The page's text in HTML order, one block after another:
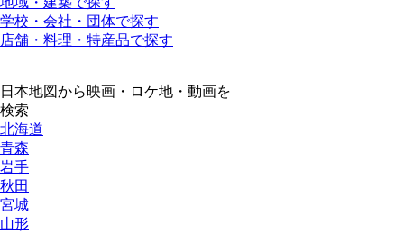
学校・会社・団体で探す
店舗・料理・特産品で探す
日本地図から映画・ロケ地・動画を
検索
北海道
青森
岩手
秋田
宮城
山形